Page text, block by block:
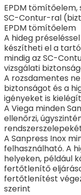
EPDM
SC-Contur-ral
EPDM tömítőelem
A hideg
készítheti el a
mindig az SC-
vizsgálati
A rozsdamentes
biztonságot és a
igényeket is
A Viega minden
ellenőrzi,
A Sanpress Inox
felhasználható. A
helyeken, például
fertőtlenítő
fertőtlenítést
szerint